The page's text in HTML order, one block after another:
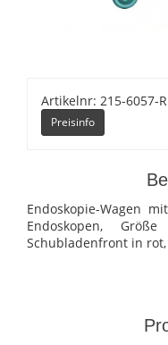
Artikelnr: 215-6057-R
Preisinfo
Endoskopie-Wagen
Endoskopen,
Schubladenfront in rot,